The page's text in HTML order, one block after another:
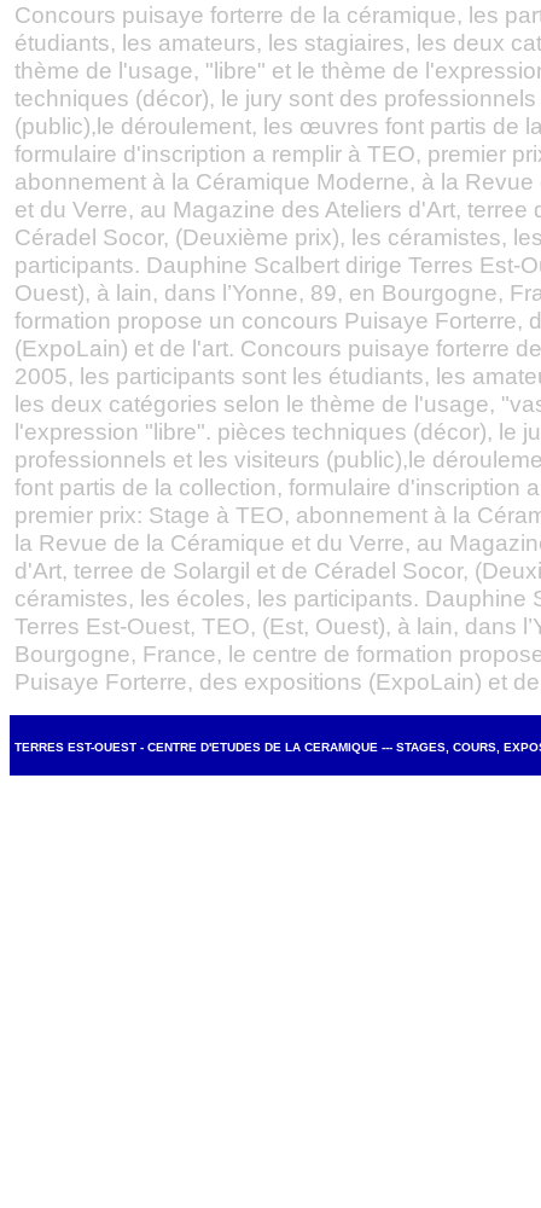
Concours puisaye forterre de la céramique, les
étudiants, les amateurs, les stagiaires, les deux
thème de l'usage, "libre" et le thème de
techniques (décor), le jury sont des
(public),le déroulement, les œuvres font partis de
formulaire d'inscription a remplir à TEO, premier
abonnement à la Céramique Moderne, à la
et du Verre, au Magazine des Ateliers d'Art, terree
Céradel Socor, (Deuxième prix), les céramistes,
participants. Dauphine Scalbert dirige Terres Est-
Ouest), à lain, dans l’Yonne, 89, en Bourgogne,
formation propose un concours Puisaye Forterre,
(ExpoLain) et de l'art. Concours puisaye forterre
2005, les participants sont les étudiants, les
les deux catégories selon le thème de l'usage,
l'expression "libre". pièces techniques (décor), le
professionnels et les visiteurs (public),le
font partis de la collection, formulaire d'inscription
premier prix: Stage à TEO, abonnement à la
la Revue de la Céramique et du Verre, au
d'Art, terree de Solargil et de Céradel Socor,
céramistes, les écoles, les participants. Dauphine
Terres Est-Ouest, TEO, (Est, Ouest), à lain, dans
Bourgogne, France, le centre de formation
Puisaye Forterre, des expositions (ExpoLain) et
TERRES EST-OUEST - CENTRE D'ETUDES DE LA CERAMIQUE --- STAGES, COURS,